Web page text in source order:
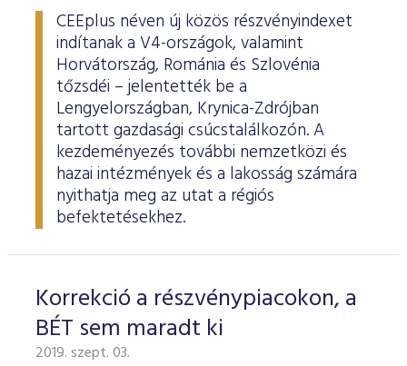
CEEplus néven új közös részvényindexet
indítanak a V4-országok, valamint
Horvátország, Románia és Szlovénia
tőzsdéi – jelentették be a
Lengyelországban, Krynica-Zdrójban
tartott gazdasági csúcstalálkozón. A
kezdeményezés további nemzetközi és
hazai intézmények és a lakosság számára
nyithatja meg az utat a régiós
befektetésekhez.
Korrekció a részvénypiacokon, a
BÉT sem maradt ki
2019. szept. 03.